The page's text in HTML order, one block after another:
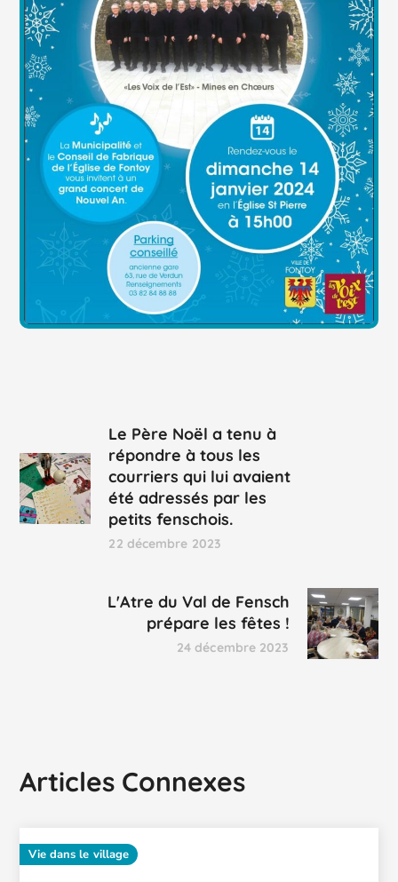
Le Père Noël a tenu à
répondre à tous les
courriers qui lui avaient
été adressés par les
petits fenschois.
22 décembre 2023
L'Atre du Val de Fensch
prépare les fêtes !
24 décembre 2023
Articles Connexes
Vie dans le village